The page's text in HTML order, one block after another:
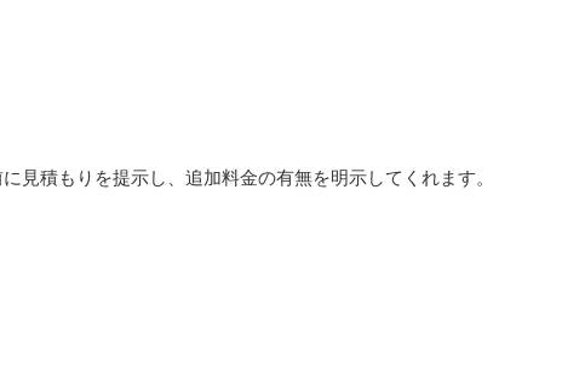
見積もりを提示し、追加料金の有無を明示してくれます。